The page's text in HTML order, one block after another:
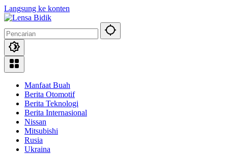
Langsung ke konten
Manfaat Buah
Berita Otomotif
Berita Teknologi
Berita Internasional
Nissan
Mitsubishi
Rusia
Ukraina